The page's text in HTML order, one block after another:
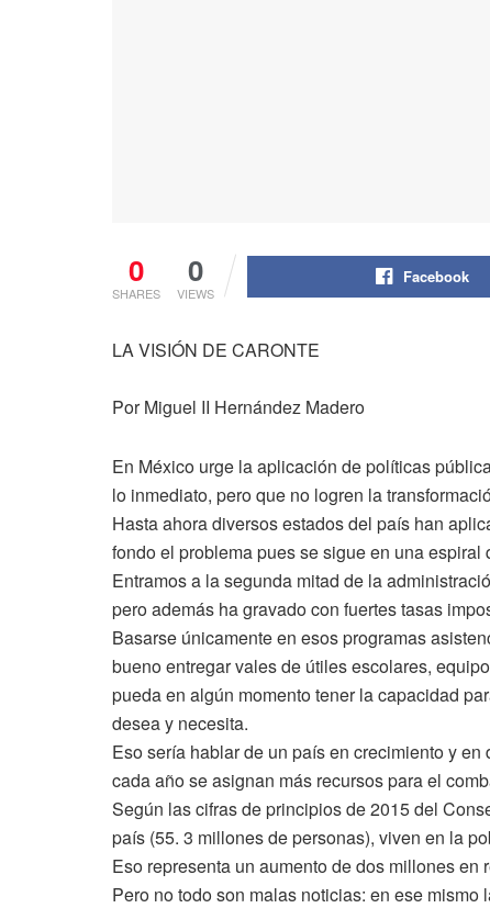
0
SHARES
0
VIEWS
Facebook
LA VISIÓN DE CARONTE
Por Miguel II Hernández Madero
En México urge la aplicación de políticas
lo inmediato, pero que no logren la
Hasta ahora diversos estados del país han
fondo el problema pues se sigue en una
Entramos a la segunda mitad de la
pero además ha gravado con fuertes tasas
Basarse únicamente en esos programas
bueno entregar vales de útiles escolares,
pueda en algún momento tener la capacidad
desea y necesita.
Eso sería hablar de un país en crecimiento y
cada año se asignan más recursos para el
Según las cifras de principios de 2015 del
país (55. 3 millones de personas), viven en la
Eso representa un aumento de dos millones
Pero no todo son malas noticias: en ese